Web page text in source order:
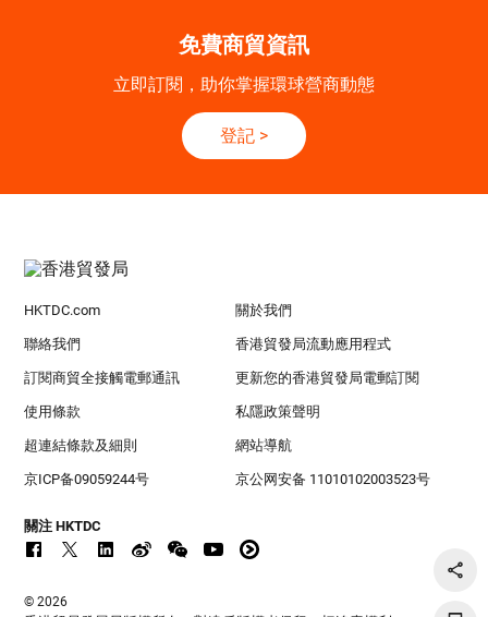
免費商貿資訊
立即訂閱，助你掌握環球營商動態
登記 >
HKTDC.com 關於我們
聯絡我們 香港貿發局流動應用程式
訂閱商貿全接觸電郵通訊 更新您的香港貿發局電郵訂閱
使用條款 私隱政策聲明
超連結條款及細則 網站導航
京ICP备09059244号 京公网安备 11010102003523号
關注 HKTDC
© 2026